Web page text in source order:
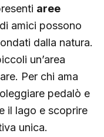
aree
amici possono
dalla natura.
un’area
Per chi ama
pedalò e
il lago e scoprire
unica.